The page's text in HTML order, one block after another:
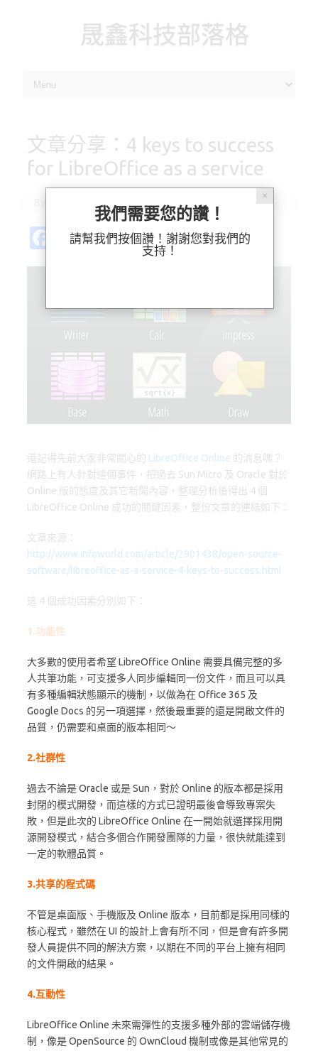
晟鑫科技部落格
文章分享：4 keys to success
for LibreOffice as a service
2015-04-15
Fa
b
o
o
k
Pl X M
as
o
d
o
Bl
u
k
y
分
還記得先前大家非常關心的 LibreOffice Online 的消息嗎？
網路上有人針對這個事件，把過去 Sun Micro 及 Oracle 對於
Online 版的態度及其它新聞內容，整理分析後得出 4 個
LibreOffice Online 成功的關鍵因素，整份文章的連結如下：
文章來源：
http://www.infoworld.com/article/2901438/open-source-
software/libreoffice-as-a-service-4-keys-to-success.html
這 4 個成功因素分別如下：
1.功能性
大多數的使用者希望 LibreOffice Online 需要具備完整的多
人共筆功能，可支援多人同步編輯同一份文件，而且可以具
有多種編輯狀態顯示的機制，以做為在 Office 365 及
Google Docs 的另一項選擇，然後最重要的還是開啟文件的
品質，仍需要和桌面的版本相同～
2.社群性
過去不論是 Oracle 或是 Sun，對於 Online 的版本都是採用
封閉的模式開發，而這樣的方式已證明最後會導致專案失
敗，但是此次的 LibreOffice Online 在一開始就選擇採用開
源開發模式，結合多個合作開發團隊的力量，很快就能達到
一定的軟體品質。
3.共享的程式碼
不管是桌面版、手機版及 Online 版本，目前都是採用同樣的
核心程式，雖然在 UI 的設計上會有所不同，但是會有許多開
發人員提供不同的解決方案，以期在不同的平台上擁有相同
的文件開啟的結果。
4.互動性
LibreOffice Online 未來需彈性的支援多種外部的雲端儲存機
制，像是 OpenSource 的 OwnCloud 機制或像是其他常見的
✕
我們需要您的讚！
請幫我們按個讚！謝謝您對我們的
支持！